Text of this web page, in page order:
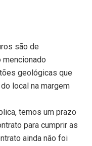
são de
geológicas que
local na margem
temos um prazo
para cumprir as
ainda não foi